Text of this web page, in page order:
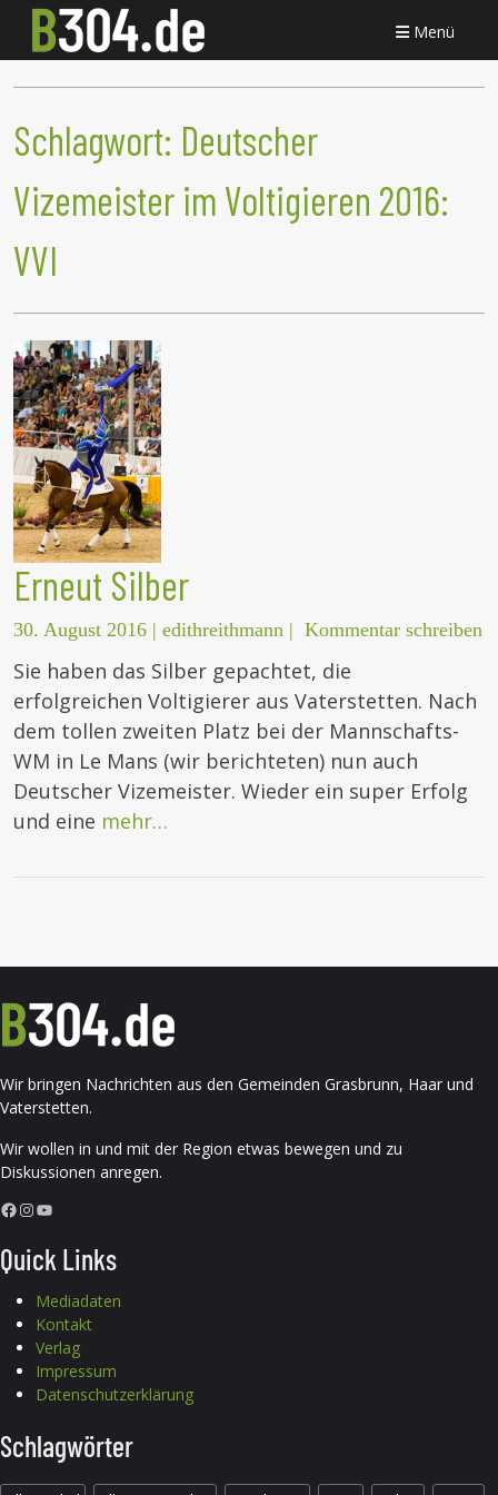
Menü
Schlagwort: Deutscher
Vizemeister im Voltigieren 2016:
VVI
Erneut Silber
30. August 2016 | edithreithmann | Kommentar schreiben
Sie haben das Silber gepachtet, die
erfolgreichen Voltigierer aus Vaterstetten. Nach
dem tollen zweiten Platz bei der Mannschafts-
WM in Le Mans (wir berichteten) nun auch
Deutscher Vizemeister. Wieder ein super Erfolg
und eine mehr…
Wir bringen Nachrichten aus den Gemeinden Grasbrunn, Haar und
Vaterstetten.
Wir wollen in und mit der Region etwas bewegen und zu
Diskussionen anregen.
Facebook InstagramYouTube
Quick Links
Mediadaten
Kontakt
Verlag
Impressum
Datenschutzerklärung
Schlagwörter